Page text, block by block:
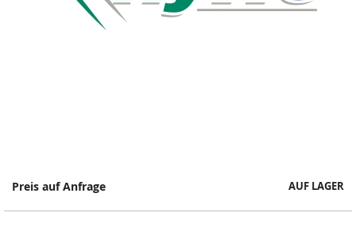
Preis auf Anfrage AUF LAGER
Springe
Anfang